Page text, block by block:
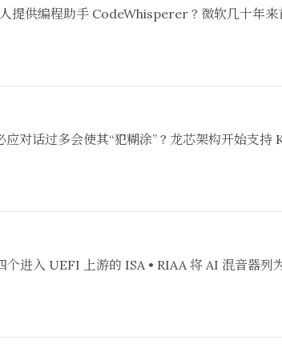
提供编程助手 CodeWhisperer ? 微软几十年
对话过多会使其“犯糊涂” ? 龙芯架构开始支持
进入 UEFI 上游的 ISA • RIAA 将 AI 混音器列